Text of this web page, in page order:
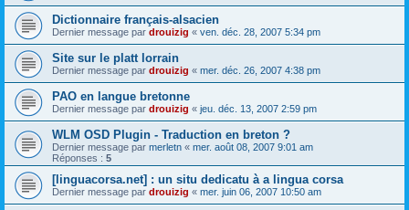
Dictionnaire français-alsacien
Dernier message par drouizig « ven. déc. 28, 2007 5:34 pm
Site sur le platt lorrain
Dernier message par drouizig « mer. déc. 26, 2007 4:38 pm
PAO en langue bretonne
Dernier message par drouizig « jeu. déc. 13, 2007 2:59 pm
WLM OSD Plugin - Traduction en breton ?
Dernier message par merletn « mer. août 08, 2007 9:01 am
Réponses : 5
[linguacorsa.net] : un situ dedicatu à a lingua corsa
Dernier message par drouizig « mer. juin 06, 2007 10:50 am